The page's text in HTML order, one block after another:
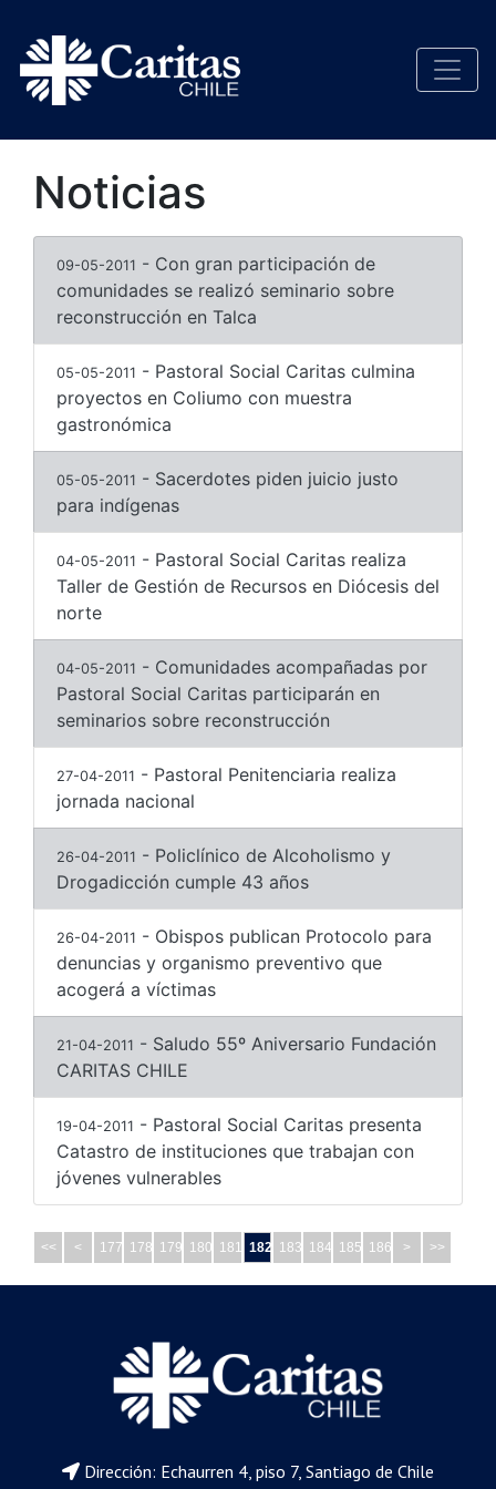
Noticias
09-05-2011 - Con gran participación de
comunidades se realizó seminario sobre
reconstrucción en Talca
05-05-2011 - Pastoral Social Caritas culmina
proyectos en Coliumo con muestra
gastronómica
05-05-2011 - Sacerdotes piden juicio justo
para indígenas
04-05-2011 - Pastoral Social Caritas realiza
Taller de Gestión de Recursos en Diócesis del
norte
04-05-2011 - Comunidades acompañadas por
Pastoral Social Caritas participarán en
seminarios sobre reconstrucción
27-04-2011 - Pastoral Penitenciaria realiza
jornada nacional
26-04-2011 - Policlínico de Alcoholismo y
Drogadicción cumple 43 años
26-04-2011 - Obispos publican Protocolo para
denuncias y organismo preventivo que
acogerá a víctimas
21-04-2011 - Saludo 55º Aniversario Fundación
CARITAS CHILE
19-04-2011 - Pastoral Social Caritas presenta
Catastro de instituciones que trabajan con
jóvenes vulnerables
<< < 177 178 179 180 181 182 183 184 185 186 > >>
Dirección: Echaurren 4, piso 7, Santiago de Chile